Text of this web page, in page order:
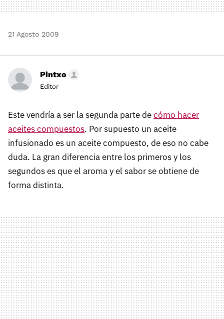
21 Agosto 2009
Pintxo
Editor
Este vendría a ser la segunda parte decómo hacer
aceites compuestos. Por supuesto un aceite
infusionado es un aceite compuesto, de eso no cabe
duda. La gran diferencia entre los primeros y los
segundos es que el aroma y el sabor se obtiene de
forma distinta.